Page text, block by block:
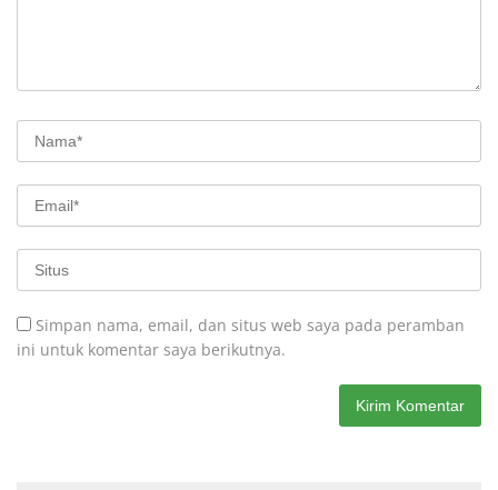
Simpan nama, email, dan situs web saya pada peramban
ini untuk komentar saya berikutnya.